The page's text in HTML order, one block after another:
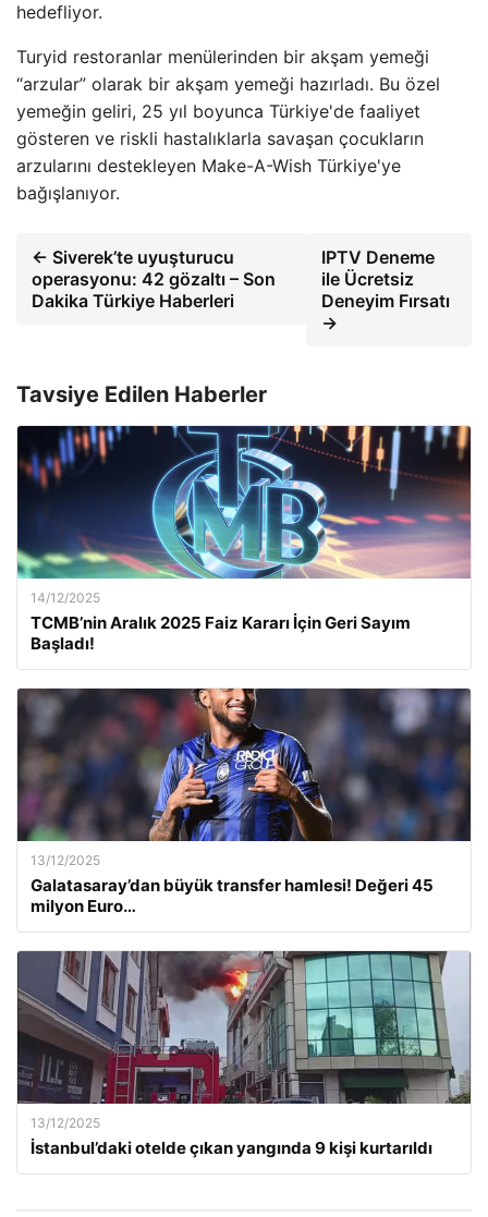
hedefliyor.
Turyid restoranlar menülerinden bir akşam yemeği
“arzular” olarak bir akşam yemeği hazırladı. Bu özel
yemeğin geliri, 25 yıl boyunca Türkiye'de faaliyet
gösteren ve riskli hastalıklarla savaşan çocukların
arzularını destekleyen Make-A-Wish Türkiye'ye
bağışlanıyor.
← Siverek’te uyuşturucu
operasyonu: 42 gözaltı – Son
Dakika Türkiye Haberleri
IPTV Deneme
ile Ücretsiz
Deneyim Fırsatı
→
Tavsiye Edilen Haberler
14/12/2025
TCMB’nin Aralık 2025 Faiz Kararı İçin Geri Sayım
Başladı!
13/12/2025
Galatasaray’dan büyük transfer hamlesi! Değeri 45
milyon Euro…
13/12/2025
İstanbul’daki otelde çıkan yangında 9 kişi kurtarıldı